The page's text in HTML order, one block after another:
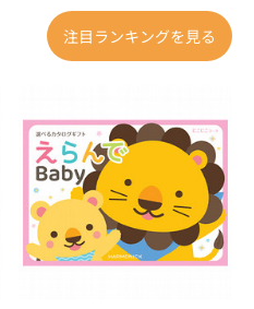
注目ランキングを見る